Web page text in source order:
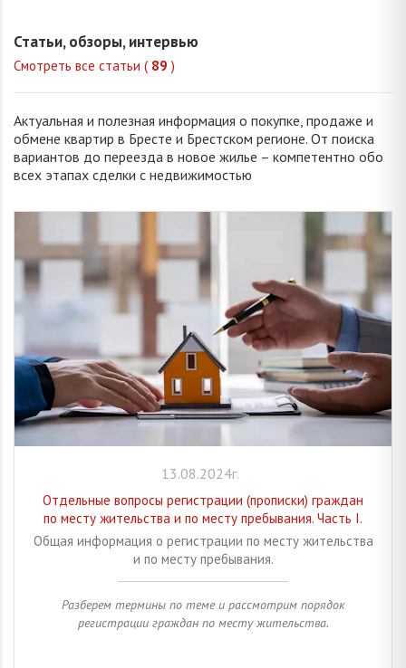
Статьи, обзоры, интервью
Смотреть все статьи ( 89 )
Актуальная и полезная информация о покупке, продаже и
обмене квартир в Бресте и Брестском регионе. От поиска
вариантов до переезда в новое жилье – компетентно обо
всех этапах сделки с недвижимостью
13.08.2024г.
Отдельные вопросы регистрации (прописки) граждан
по месту жительства и по месту пребывания. Часть I.
Общая информация о регистрации по месту жительства
и по месту пребывания.
Разберем термины по теме и рассмотрим порядок
регистрации граждан по месту жительства.